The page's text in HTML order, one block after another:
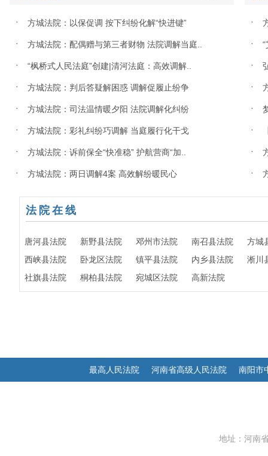
· 方城法院：以保促调 按下纠纷化解“快进键”
· 方城法院：配偶赠与第三者财物 法院调解当庭..
· “枫桥式人民法庭”创建|清河法庭：高效调解..
· 方城法院：判后答疑解困惑 调解促履止纷争
· 方城法院：司法温情暖夕阳 法院调解化纠纷
· 方城法院：彩礼纠纷巧调解 当庭履行化干戈
· 方城法院：诉前保全“快准稳” 护航营商“加..
· 方城法院：两日调解4案 高效解纷暖民心
·
·
·
·
·
·
·
·
法院在线
唐河县法院 新野县法院 邓州市法院 南召县法院
方城
西峡县法院
卧龙区法院 镇平县法院 内乡县法院
淅川
社旗县法院
桐柏县法院 宛城区法院 高新法院
最高人民法院 河南省高级人民法院 南阳市
地址：河南